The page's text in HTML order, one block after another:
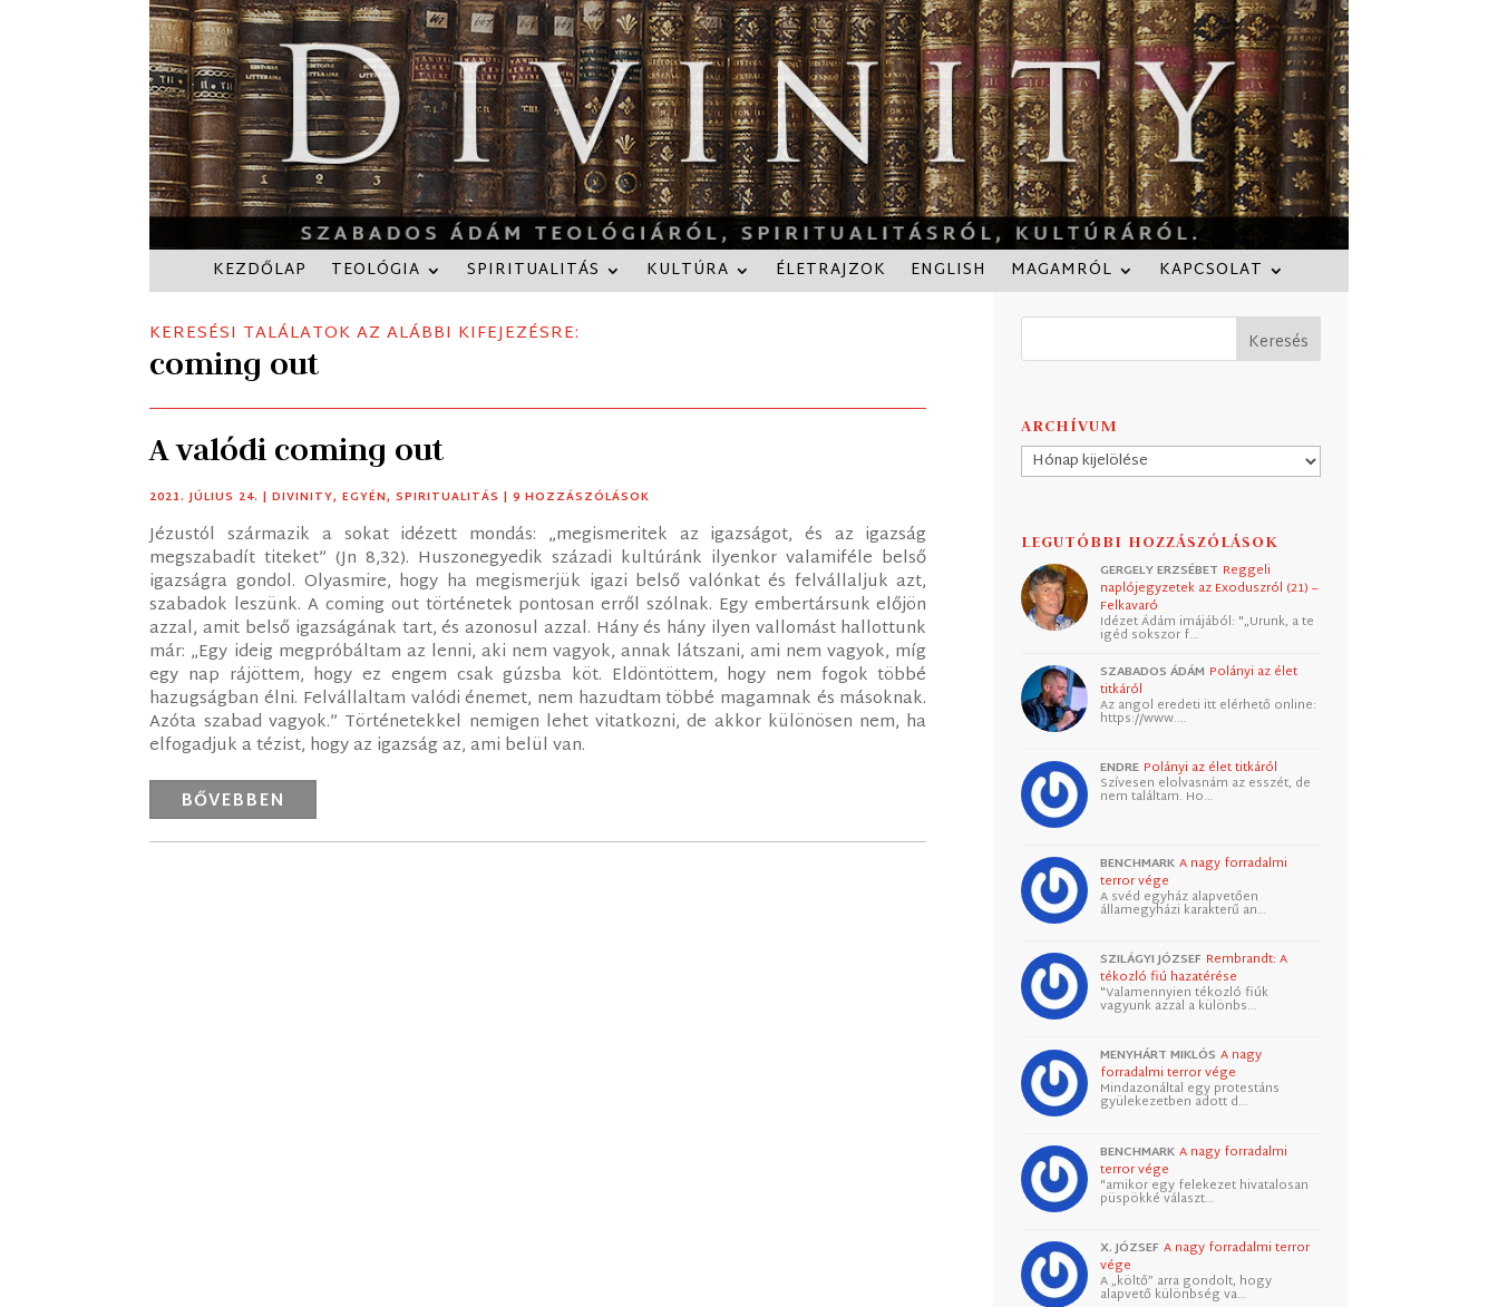
KEZDŐLAP TEOLÓGIA SPIRITUALITÁS KULTÚRA ÉLETRAJZOK ENGLISH MAGAMRÓL KAPCSOLAT
KERESÉSI TALÁLATOK AZ ALÁBBI KIFEJEZÉSRE:
coming out
A valódi coming out
2021. JÚLIUS 24. |DIVINITY,EGYÉN,SPIRITUALITÁS | 9 HOZZÁSZÓLÁSOK
Jézustól származik a sokat idézett mondás: „megismeritek az igazságot, és az igazság
megszabadít titeket” (Jn 8,32). Huszonegyedik századi kultúránk ilyenkor valamiféle belső
igazságra gondol. Olyasmire, hogy ha megismerjük igazi belső valónkat és felvállaljuk azt,
szabadok leszünk. A coming out történetek pontosan erről szólnak. Egy embertársunk előjön
azzal, amit belső igazságának tart, és azonosul azzal. Hány és hány ilyen vallomást hallottunk
már: „Egy ideig megpróbáltam az lenni, aki nem vagyok, annak látszani, ami nem vagyok, míg
egy nap rájöttem, hogy ez engem csak gúzsba köt. Eldöntöttem, hogy nem fogok többé
hazugságban élni. Felvállaltam valódi énemet, nem hazudtam többé magamnak és másoknak.
Azóta szabad vagyok.” Történetekkel nemigen lehet vitatkozni, de akkor különösen nem, ha
elfogadjuk a tézist, hogy az igazság az, ami belül van.
BŐVEBBEN
ARCHÍVUM
Archívum
LEGUTÓBBI HOZZÁSZÓLÁSOK
GERGELY ERZSÉBET Reggeli
naplójegyzetek az Exoduszról (21) –
Felkavaró
Idézet Ádám imájából: "„Urunk, a te
igéd sokszor f…
SZABADOS ÁDÁM Polányi az élet
titkáról
Az angol eredeti itt elérhető online:
https://www.…
ENDRE Polányi az élet titkáról
Szívesen elolvasnám az esszét, de
nem találtam. Ho…
BENCHMARK A nagy forradalmi
terror vége
A svéd egyház alapvetően
államegyházi karakterű an…
SZILÁGYI JÓZSEF Rembrandt: A
tékozló fiú hazatérése
"Valamennyien tékozló fiúk
vagyunk azzal a különbs…
MENYHÁRT MIKLÓS A nagy
forradalmi terror vége
Mindazonáltal egy protestáns
gyülekezetben adott d…
BENCHMARK A nagy forradalmi
terror vége
"amikor egy felekezet hivatalosan
püspökké választ…
X. JÓZSEF A nagy forradalmi terror
vége
A „költő” arra gondolt, hogy
alapvető különbség va…